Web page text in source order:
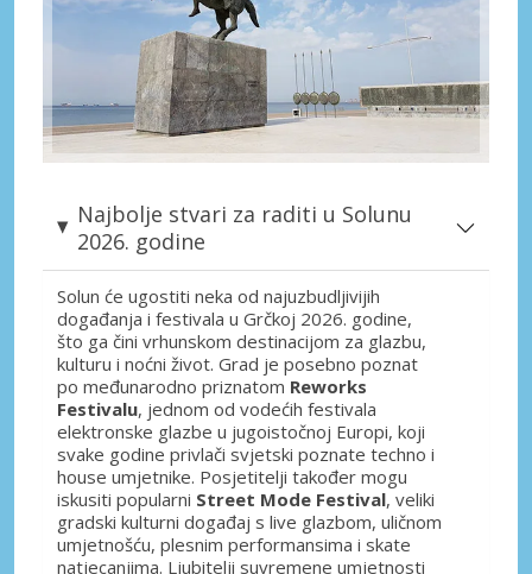
Najbolje stvari za raditi u Solunu
2026. godine
Solun će ugostiti neka od najuzbudljivijih
događanja i festivala u Grčkoj 2026. godine,
što ga čini vrhunskom destinacijom za glazbu,
kulturu i noćni život. Grad je posebno poznat
po međunarodno priznatom Reworks
Festivalu, jednom od vodećih festivala
elektronske glazbe u jugoistočnoj Europi, koji
svake godine privlači svjetski poznate techno i
house umjetnike. Posjetitelji također mogu
iskusiti popularni Street Mode Festival, veliki
gradski kulturni događaj s live glazbom, uličnom
umjetnošću, plesnim performansima i skate
natjecanjima. Ljubitelji suvremene umjetnosti